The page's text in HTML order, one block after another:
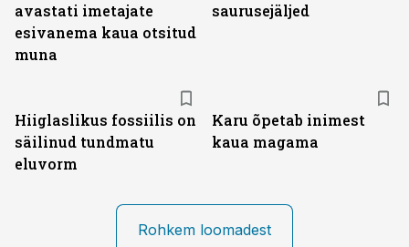
avastati imetajate
esivanema kaua otsitud
muna
saurusejäljed
Hiiglaslikus fossiilis on
säilinud tundmatu
eluvorm
Karu õpetab inimest
kaua magama
Rohkem loomadest